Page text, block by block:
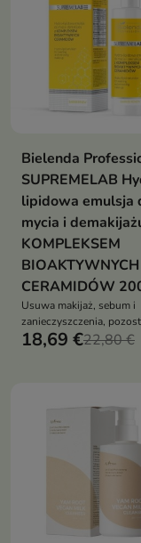
Bielenda
SUPREMELAB
lipidowa emulsja
mycia i
KOMPLEKSEM
BIOAKTYWNYCH
CERAMIDÓW
Usuwa makijaż, sebum i
zanieczyszczenia,
skórę świeżą i czystą
18,69 €22,80 €